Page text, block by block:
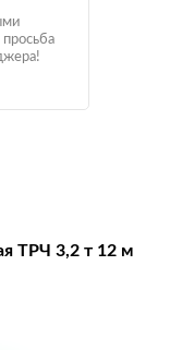
ТРЧ 3,2 т 12 м